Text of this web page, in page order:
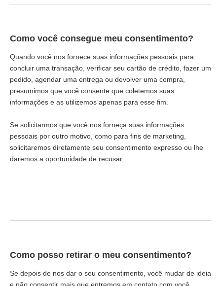
Como você consegue meu consentimento?
Quando você nos fornece suas informações pessoais para
concluir uma transação, verificar seu cartão de crédito, fazer um
pedido, agendar uma entrega ou devolver uma compra,
presumimos que você consente que coletemos suas
informações e as utilizemos apenas para esse fim.
Se solicitarmos que você nos forneça suas informações
pessoais por outro motivo, como para fins de marketing,
solicitaremos diretamente seu consentimento expresso ou lhe
daremos a oportunidade de recusar.
Como posso retirar o meu consentimento?
Se depois de nos dar o seu consentimento, você mudar de ideia